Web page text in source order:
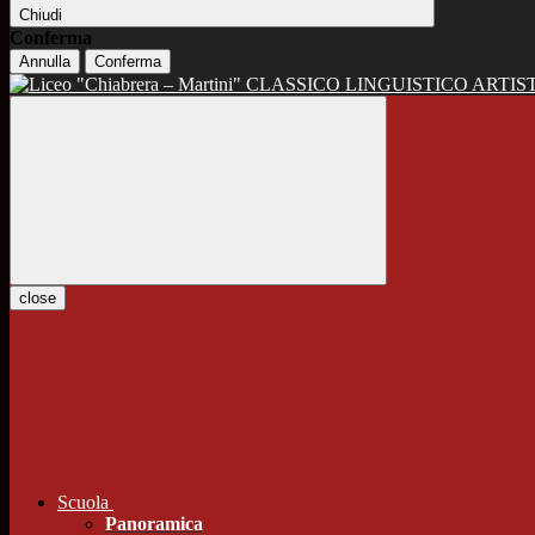
Chiudi
Conferma
Annulla Conferma
CLASSICO LINGUISTICO
close
Scuola
Panoramica